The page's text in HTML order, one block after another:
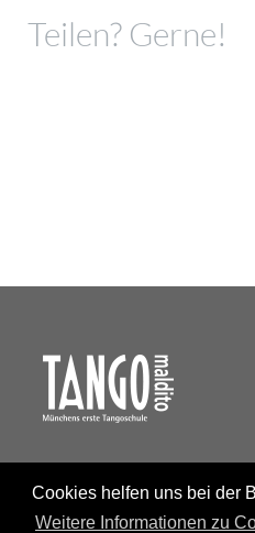
Cookies helfen uns bei der
Weitere Informationen zu
Teilen? Gerne!